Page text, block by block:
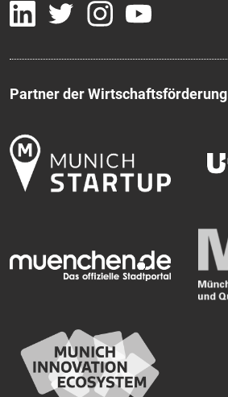
Partner der Wirtschaftsförderung